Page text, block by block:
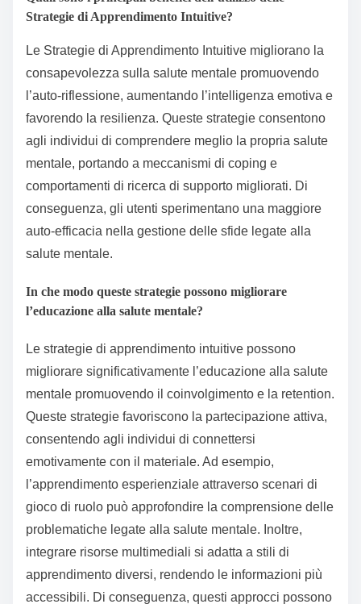
Strategie di Apprendimento Intuitive?
Le Strategie di Apprendimento Intuitive migliorano la
consapevolezza sulla salute mentale promuovendo
l’auto-riflessione, aumentando l’intelligenza emotiva e
favorendo la resilienza. Queste strategie consentono
agli individui di comprendere meglio la propria salute
mentale, portando a meccanismi di coping e
comportamenti di ricerca di supporto migliorati. Di
conseguenza, gli utenti sperimentano una maggiore
auto-efficacia nella gestione delle sfide legate alla
salute mentale.
In che modo queste strategie possono migliorare
l’educazione alla salute mentale?
Le strategie di apprendimento intuitive possono
migliorare significativamente l’educazione alla salute
mentale promuovendo il coinvolgimento e la retention.
Queste strategie favoriscono la partecipazione attiva,
consentendo agli individui di connettersi
emotivamente con il materiale. Ad esempio,
l’apprendimento esperienziale attraverso scenari di
gioco di ruolo può approfondire la comprensione delle
problematiche legate alla salute mentale. Inoltre,
integrare risorse multimediali si adatta a stili di
apprendimento diversi, rendendo le informazioni più
accessibili. Di conseguenza, questi approcci possono